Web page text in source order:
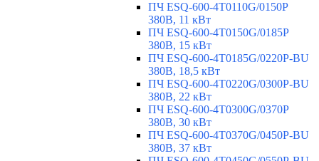
ПЧ ESQ-600-4T0110G/0150P
380В, 11 кВт
ПЧ ESQ-600-4T0150G/0185P
380В, 15 кВт
ПЧ ESQ-600-4T0185G/0220P-BU
380В, 18,5 кВт
ПЧ ESQ-600-4T0220G/0300P-BU
380В, 22 кВт
ПЧ ESQ-600-4T0300G/0370P
380В, 30 кВт
ПЧ ESQ-600-4T0370G/0450P-BU
380В, 37 кВт